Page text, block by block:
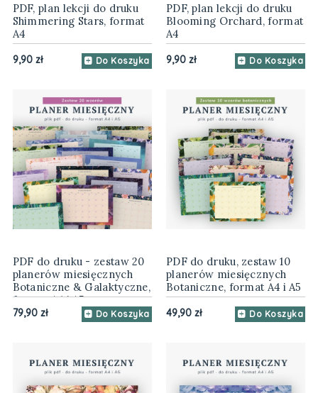
PDF, plan lekcji do druku
Shimmering Stars, format
A4
9,90 zł Do Koszyka
PDF, plan lekcji do druku
Blooming Orchard, format
A4
9,90 zł Do Koszyka
PDF do druku - zestaw 20
planerów miesięcznych
Botaniczne & Galaktyczne,
format A4 i A5
79,90 zł Do Koszyka
PDF do druku, zestaw 10
planerów miesięcznych
Botaniczne, format A4 i A5
49,90 zł Do Koszyka